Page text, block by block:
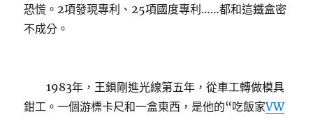
恐慌。2項發現專利、25項國度專利……都和這鐵盒密
不成分。
1983年，王鎖剛進光線第五年，從車工轉做模具
鉗工。一個游標卡尺和一盒東西，是他的“吃飯家VW